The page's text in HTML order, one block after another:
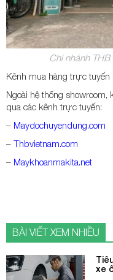
Chi nhánh THB
Kênh mua hàng trực tuyến
Ngoài hệ thống showroom,
qua các kênh trực tuyến:
– Maydochuyendung.com
– Thbvietnam.com
– Maykhoanmakita.net
BÀI VIẾT XEM NHIỀU
xe